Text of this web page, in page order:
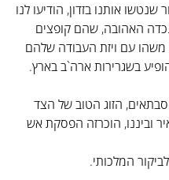
שנטשו אותנו בזדון, הודיעו לנו
האהובה, שהם קופצים
משהו עם ויזת העבודה שלהם
בשגרירות ארה`ב בארץ.
הזוג הטוב של הצד
וביננו, הוכרזה הפסקת אש
המלכותי.